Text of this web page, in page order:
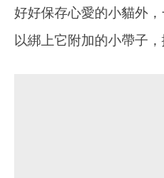
好好保存心愛的小貓外
以綁上它附加的小帶子